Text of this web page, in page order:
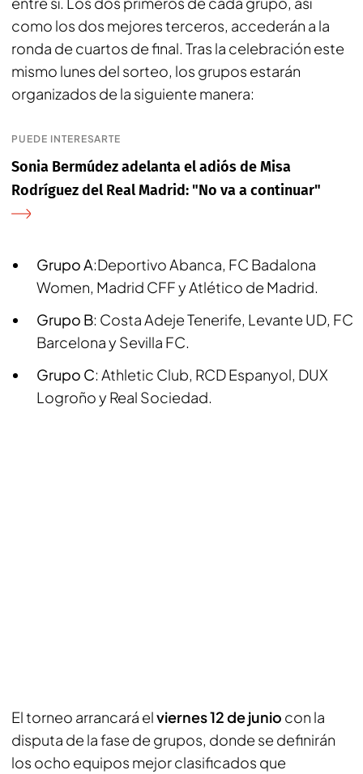
como los dos mejores terceros, accederán a la
ronda de cuartos de final. Tras la celebración este
mismo lunes del sorteo, los grupos estarán
organizados de la siguiente manera:
PUEDE INTERESARTE
Sonia Bermúdez adelanta el adiós de Misa
Rodríguez del Real Madrid: "No va a continuar"
Grupo A:Deportivo Abanca, FC Badalona
Women, Madrid CFF y Atlético de Madrid.
Grupo B: Costa Adeje Tenerife, Levante UD, FC
Barcelona y Sevilla FC.
Grupo C: Athletic Club, RCD Espanyol, DUX
Logroño y Real Sociedad.
El torneo arrancará elviernes 12 de junio con la
disputa de la fase de grupos, donde se definirán
los ocho equipos mejor clasificados que